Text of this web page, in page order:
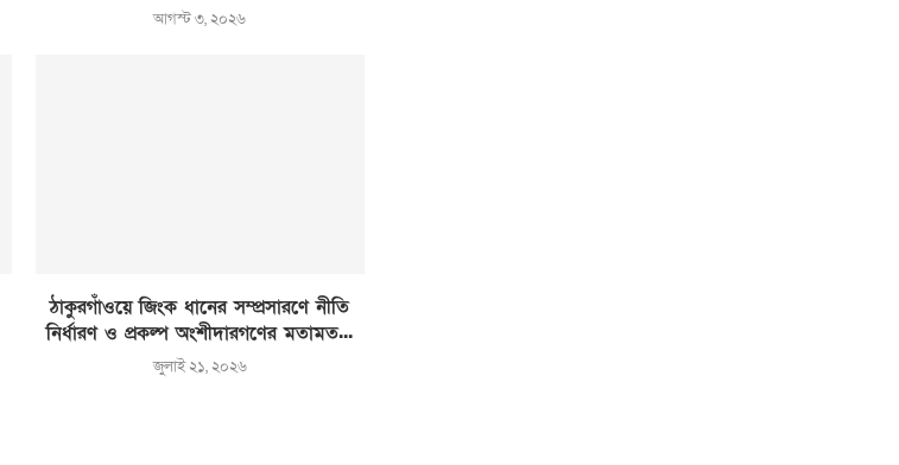
আগস্ট ৩, ২০২৬
ঠাকুরগাঁওয়ে জিংক ধানের সম্প্রসারণে নীতি
নির্ধারণ ও প্রকল্প অংশীদারগণের মতামত...
জুলাই ২১, ২০২৬